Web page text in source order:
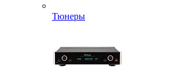
Тюнеры